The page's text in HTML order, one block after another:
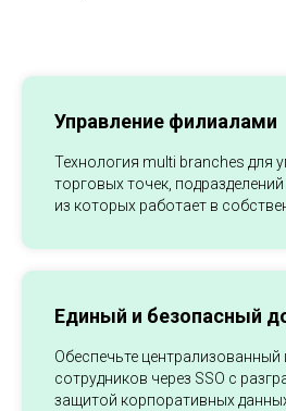
Управление филиалами
Технология multi branches для
торговых точек,
из которых работает в
Единый и безопасный
Обеспечьте
сотрудников через SSO с
защитой корпоративных